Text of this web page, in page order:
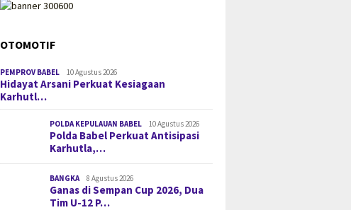
Miliki Sabu 50 Gram, IRT di
Ditresnarkoba Polda Babel
Desa
OTOMOTIF
PEMPROV BABEL 10 Agustus 2026
Hidayat Arsani Perkuat Kesiagaan
Karhutl…
POLDA KEPULAUAN BABEL 10 Agustus 2026
Polda Babel Perkuat Antisipasi
Karhutla,…
BANGKA 8 Agustus 2026
Ganas di Sempan Cup 2026, Dua
Tim U-12 P…